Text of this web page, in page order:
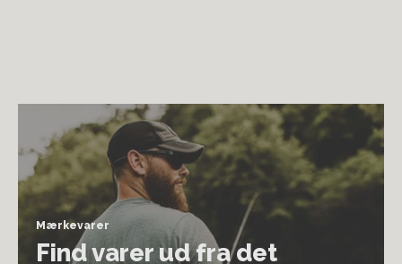
Mærkevarer
Find varer ud fra det